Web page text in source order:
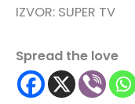
IZVOR: SUPER TV
Spread the love